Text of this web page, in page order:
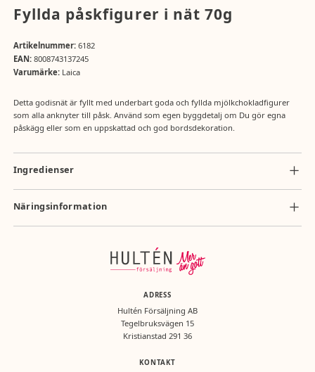
Fyllda påskfigurer i nät 70g
Artikelnummer:6182
EAN:8008743137245
Varumärke:Laica
Detta godisnät är fyllt med underbart goda och fyllda mjölkchokladfigurer
som alla anknyter till påsk. Använd som egen byggdetalj om Du gör egna
påskägg eller som en uppskattad och god bordsdekoration.
Ingredienser
MJÖLKCHOKLAD (kakao minst 28%) MED MJÖLKKRÄMFYLLNING.
INGREDIENSER: Överdrag (ca. 60%): socker, helmjölkspulver (16,5%),
fraktionerad vegetabilisk olja och fett (palm), skummjölkspulver (14%),
vasslepulver, laktos, helmjölkspulver, emulgeringsmedel: E 322
sojalecitin. Kan innehålla spår av nötter och gluten. Förvaras svalt och
Näringsinformation
Näringsvärde per 100g: energi 2254kj/540kcal, totalt fett 30,9g, mättat
ADRESS
Hultén Försäljning AB
Tegelbruksvägen 15
Kristianstad 291 36
KONTAKT